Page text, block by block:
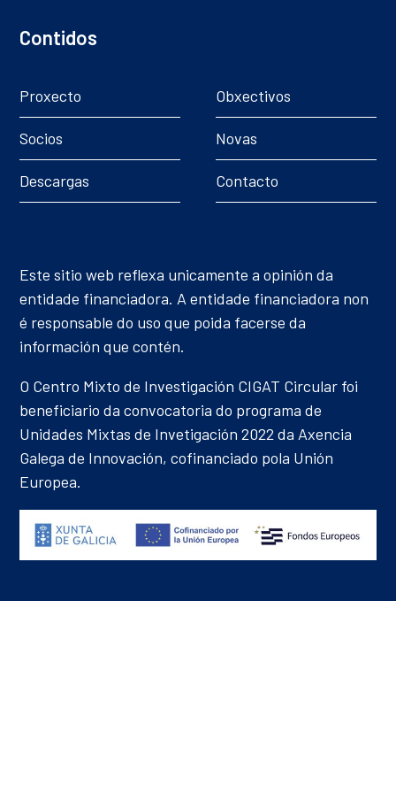
Contidos
Proxecto Obxectivos
Socios Novas
Descargas Contacto
Este sitio web reflexa unicamente a opinión da
entidade financiadora. A entidade financiadora non
é responsable do uso que poida facerse da
información que contén.
O Centro Mixto de Investigación CIGAT Circular foi
beneficiario da convocatoria do programa de
Unidades Mixtas de Invetigación 2022 da Axencia
Galega de Innovación, cofinanciado pola Unión
Europea.